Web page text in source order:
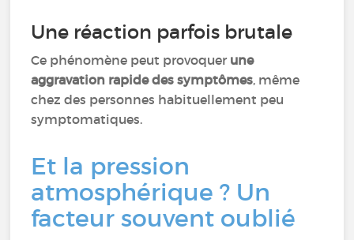
Une réaction parfois brutale
Ce phénomène peut provoquer une
aggravation rapide des symptômes, même
chez des personnes habituellement peu
symptomatiques.
Et la pression
atmosphérique ? Un
facteur souvent oublié